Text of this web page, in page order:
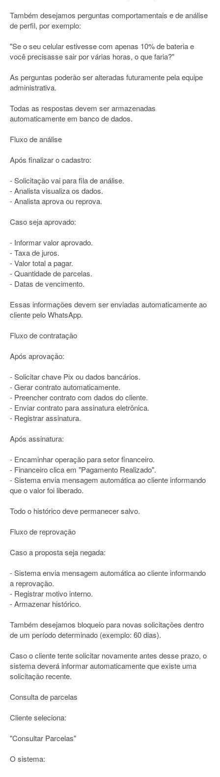
Também desejamos perguntas comportamentais e de análise
de perfil, por exemplo:
"Se o seu celular estivesse com apenas 10% de bateria e
você precisasse sair por várias horas, o que faria?"
As perguntas poderão ser alteradas futuramente pela equipe
administrativa.
Todas as respostas devem ser armazenadas
automaticamente em banco de dados.
Fluxo de análise
Após finalizar o cadastro:
- Solicitação vai para fila de análise.
- Analista visualiza os dados.
- Analista aprova ou reprova.
Caso seja aprovado:
- Informar valor aprovado.
- Taxa de juros.
- Valor total a pagar.
- Quantidade de parcelas.
- Datas de vencimento.
Essas informações devem ser enviadas automaticamente ao
cliente pelo WhatsApp.
Fluxo de contratação
Após aprovação:
- Solicitar chave Pix ou dados bancários.
- Gerar contrato automaticamente.
- Preencher contrato com dados do cliente.
- Enviar contrato para assinatura eletrônica.
- Registrar assinatura.
Após assinatura:
- Encaminhar operação para setor financeiro.
- Financeiro clica em "Pagamento Realizado".
- Sistema envia mensagem automática ao cliente informando
que o valor foi liberado.
Todo o histórico deve permanecer salvo.
Fluxo de reprovação
Caso a proposta seja negada:
- Sistema envia mensagem automática ao cliente informando
a reprovação.
- Registrar motivo interno.
- Armazenar histórico.
Também desejamos bloqueio para novas solicitações dentro
de um período determinado (exemplo: 60 dias).
Caso o cliente tente solicitar novamente antes desse prazo, o
sistema deverá informar automaticamente que existe uma
solicitação recente.
Consulta de parcelas
Cliente seleciona:
"Consultar Parcelas"
O sistema: